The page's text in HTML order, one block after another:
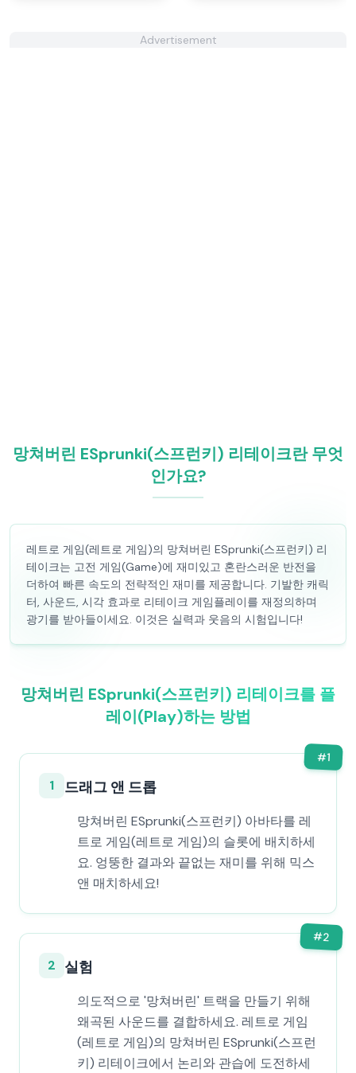
Advertisement
망쳐버린 ESprunki(스프런키) 리테이크란 무엇
인가요?
레트로 게임(레트로 게임)의 망쳐버린 ESprunki(스프런키) 리
테이크는 고전 게임(Game)에 재미있고 혼란스러운 반전을
더하여 빠른 속도의 전략적인 재미를 제공합니다. 기발한 캐릭
터, 사운드, 시각 효과로 리테이크 게임플레이를 재정의하며
광기를 받아들이세요. 이것은 실력과 웃음의 시험입니다!
망쳐버린 ESprunki(스프런키) 리테이크를 플
레이(Play)하는 방법
#1
1 드래그 앤 드롭
망쳐버린 ESprunki(스프런키) 아바타를 레
트로 게임(레트로 게임)의 슬롯에 배치하세
요. 엉뚱한 결과와 끝없는 재미를 위해 믹스
앤 매치하세요!
#2
2 실험
의도적으로 '망쳐버린' 트랙을 만들기 위해
왜곡된 사운드를 결합하세요. 레트로 게임
(레트로 게임)의 망쳐버린 ESprunki(스프런
키) 리테이크에서 논리와 관습에 도전하세